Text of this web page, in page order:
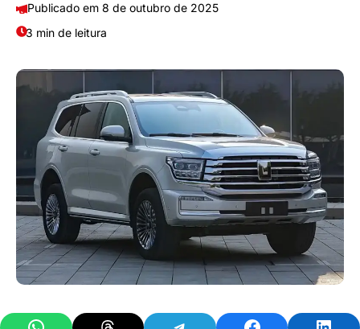
8 de outubro de 2025
3 min de leitura
Share on WhatsAppShare on ThreadsShare on TelegramShare on Facebook